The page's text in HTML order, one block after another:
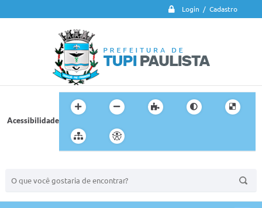
Login / Cadastro
Acessibilidade